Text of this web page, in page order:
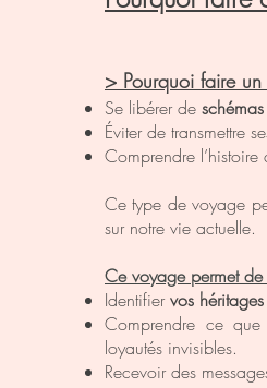
> Pourquoi faire
Se libérer de
Éviter de transmettre
Comprendre
Ce type de voyage
sur notre vie actuelle.
Ce voyage permet
Identifiervos
Comprendre ce
loyautés invisibles.
Recevoir des